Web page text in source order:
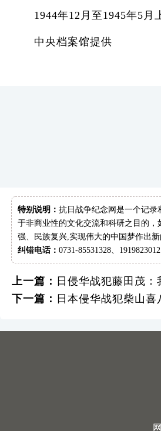
1944年12月至1945年5月上
中央档案馆提供
特别说明： 抗日战争纪念网是一个记
于非商业性的文化交流和科研之目的
强、民族复兴,实现伟大的中国梦作出
纠错电话： 0731-85531328、
上一篇： 日侵华战犯藤田茂
下一篇： 日本侵华战犯柴山